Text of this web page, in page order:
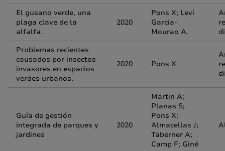
El gusano verde, una
plaga clave de la
alfalfa.
2020
Pons X; Levi
Garcia-
Mourao A.
Problemas recientes
causados por insectos
invasores en espacios
verdes urbanos.
2020 Pons X
Guía de gestión
integrada de parques y
jardines
2020
Martin A;
Planas S;
Pons X;
Almacellas J;
Taberner A;
Camp F; Giné